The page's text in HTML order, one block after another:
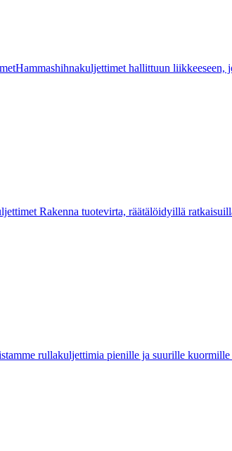
Hammashihnakuljettimet hallittuun liikkeeseen,
Rakenna tuotevirta, räätälöidyillä
rullakuljettimia pienille ja suurille kuormille